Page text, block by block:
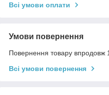
Всі умови оплати
Умови повернення
Повернення товару впродовж
Всі умови повернення